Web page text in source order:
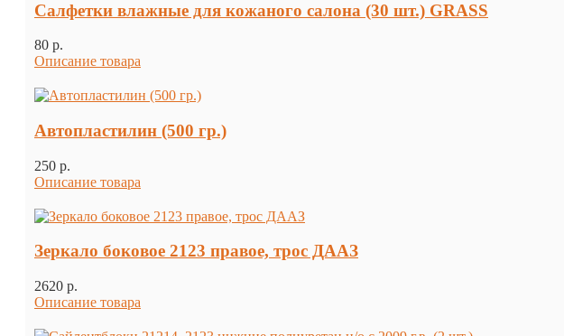
Салфетки влажные для кожаного салона (30 шт.) GRASS
80 p.
Описание товара
Автопластилин (500 гр.)
250 p.
Описание товара
Зеркало боковое 2123 правое, трос ДААЗ
2620 p.
Описание товара